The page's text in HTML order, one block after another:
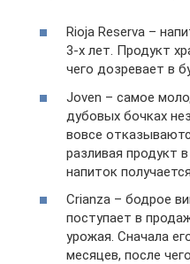
Rioja Reserva –
3-х лет. Продукт
чего дозревает в
Joven – самое
дубовых бочках
вовсе
разливая продукт
напиток
Crianza – бодрое
поступает в
урожая. Сначала
месяцев, после